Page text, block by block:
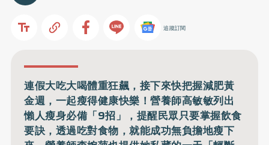
追蹤訂閱
連假大吃大喝體重狂飆，接下來快把握減肥黃
金週，一起瘦得健康快樂！營養師高敏敏列出
懶人瘦身必備「9招」，提醒民眾只要掌握飲食
要訣，透過吃對食物，就能成功無負擔地瘦下